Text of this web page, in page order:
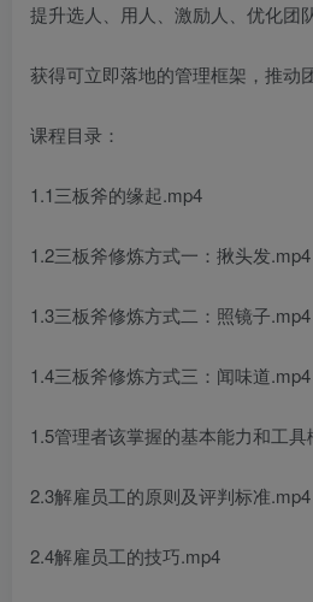
提升选人、用人、激励人、优化团
获得可立即落地的管理框架，推动
课程目录：
1.1三板斧的缘起.mp4
1.2三板斧修炼方式一：揪头发.mp4
1.3三板斧修炼方式二：照镜子.mp4
1.4三板斧修炼方式三：闻味道.mp4
1.5管理者该掌握的基本能力和工具
2.3解雇员工的原则及评判标准.mp4
2.4解雇员工的技巧.mp4